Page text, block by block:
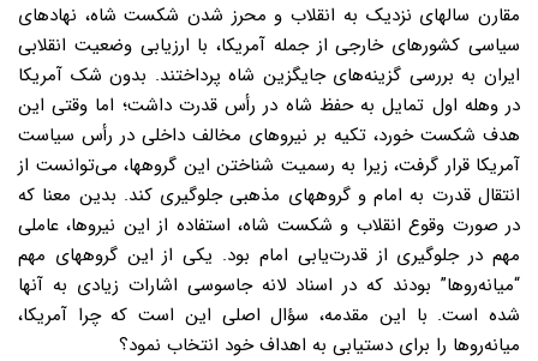
مقارن سالهای نزدیک به انقلاب و محرز شدن شکست شاه، نهادهای
سیاسی کشورهای خارجی از جمله آمریکا، با ارزیابی وضعیت انقلابی
ایران به بررسی گزینه‌های جایگزین شاه پرداختند. بدون شک آمریکا
در وهله اول تمایل به حفظ شاه در رأس قدرت داشت؛ اما وقتی این
هدف شکست خورد، تکیه بر نیروهای مخالف داخلی در رأس سیاست
آمریکا قرار گرفت، زیرا به رسمیت شناختن این گروهها، می‌توانست از
انتقال قدرت به امام و گروههای مذهبی جلوگیری کند. بدین معنا که
در صورت وقوع انقلاب و شکست شاه، استفاده از این نیروها، عاملی
مهم در جلوگیری از قدرت‌یابی امام بود. یکی از این گروههای مهم
“میانه‌روها” بودند که در اسناد لانه جاسوسی اشارات زیادی به آنها
شده است. با این مقدمه، سؤال اصلی این است که چرا آمریکا،
میانه‌روها را برای دستیابی به اهداف خود انتخاب نمود؟